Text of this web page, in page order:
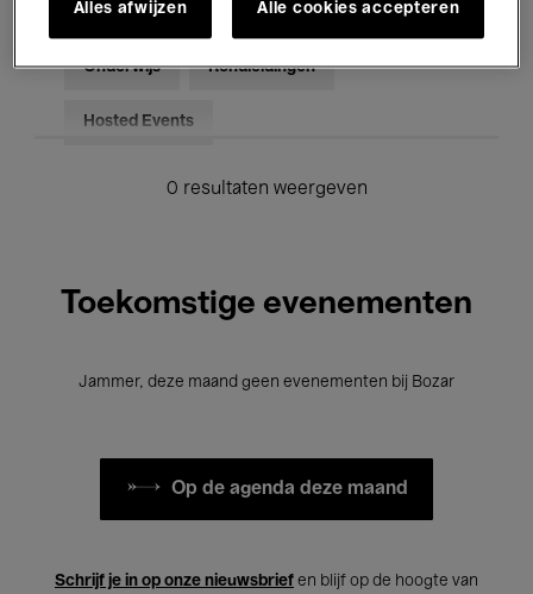
Voor iedereen Kids’ Palace
Onderwijs Rondleidingen
Hosted Events
0 resultaten weergeven
Toekomstige evenementen
Jammer, deze maand geen evenementen bij Bozar
Op de agenda deze maand
Schrijf je in op onze nieuwsbrief en blijf op de hoogte van
Alles afwijzen Alle cookies accepteren